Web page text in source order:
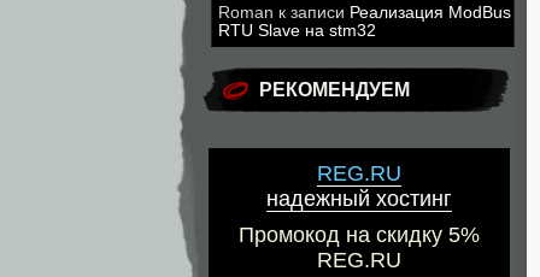
Roman к записи Реализация ModBus
RTU Slave на stm32
РЕКОМЕНДУЕМ
REG.RU
надежный хостинг
Промокод на скидку 5%
REG.RU